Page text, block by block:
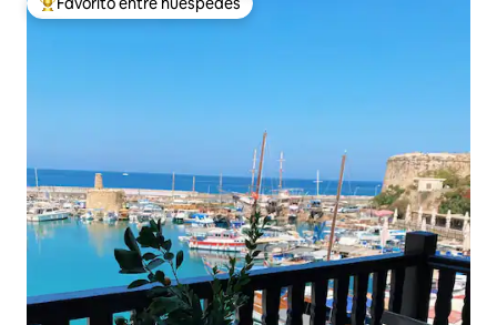
Favorito entre huéspedes preferido